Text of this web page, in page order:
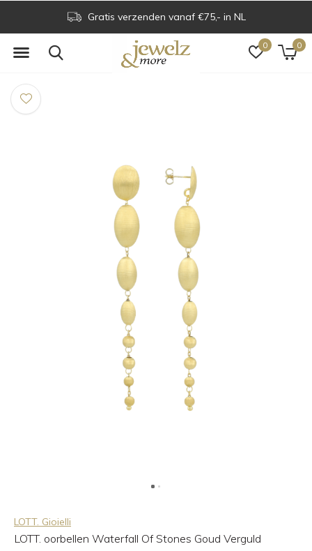
0 0
Gratis verzenden vanaf €75,- in NL
LOTT. Gioielli
LOTT. oorbellen Waterfall Of Stones Goud Verguld